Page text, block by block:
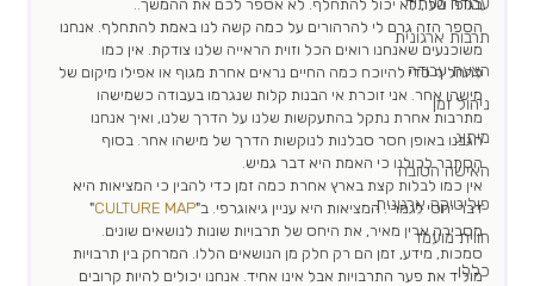
עבודה בעתיד
תרבות ארגונית
הצעת עבודה
ניהול זמן
מיתוג
האישה הטובה
פוליטיקה ארגונית
חווית מועמד
כללי
בגופו שלו, לא יכול להתחלף. לא אספר לכם את ההמשך..
הספר הזה גרם לי להרהורים על כמה קשה לנו באמת להתחלף. אנחנו
משוכנעים שאנחנו רואים הכל וזוית הראייה שלנו צודקת. אין כמו
להחליף כדי להיוכח כמה החיים נראים אחרת מגוף או אפילו מיקום של
מישהו אחר. אני זוכרת אי הבנות קלות שנגרמו בעבודה כשמישהו
מתרבות אחרת נתקל בהתעקשות שלנו על הדרך שלנו, ואיך אנחנו
הגבנו באופן חסר סבלנות לנוקשות הדרך של מישהו אחר. בסוף
הסתבר לכולנו כי האמת היא דבר גמיש.
אין כמו לבלות קצת בארץ אחרת כמה זמן כדי להבין כי המציאות היא
דבר יחסי לגמרי. המציאות היא עניין גיאוגרפי. ב"CULTURE MAP
"
מסבירה ארין מאיר, את היחס של תרבויות שונות לנושאים שונים.
סמכות, מידע, זמן הם רק חלק מן הנושאים הללו. המרחק בין תרבויות
מוליד את פער התרבויות אבל אינו אחיד. אנחנו יכולים להיות קרובים